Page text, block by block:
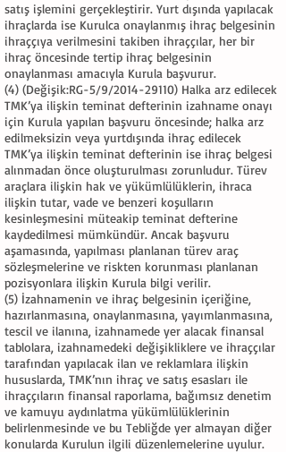
satış işlemini gerçekleştirir. Yurt dışında yapılacak
ihraçlarda ise Kurulca onaylanmış ihraç belgesinin
ihraççıya verilmesini takiben ihraççılar, her bir
ihraç öncesinde tertip ihraç belgesinin
onaylanması amacıyla Kurula başvurur.
(4) (Değişik:RG-5/9/2014-29110) Halka arz edilecek
TMK’ya ilişkin teminat defterinin izahname onayı
için Kurula yapılan başvuru öncesinde; halka arz
edilmeksizin veya yurtdışında ihraç edilecek
TMK’ya ilişkin teminat defterinin ise ihraç belgesi
alınmadan önce oluşturulması zorunludur. Türev
araçlara ilişkin hak ve yükümlülüklerin, ihraca
ilişkin tutar, vade ve benzeri koşulların
kesinleşmesini müteakip teminat defterine
kaydedilmesi mümkündür. Ancak başvuru
aşamasında, yapılması planlanan türev araç
sözleşmelerine ve riskten korunması planlanan
pozisyonlara ilişkin Kurula bilgi verilir.
(5) İzahnamenin ve ihraç belgesinin içeriğine,
hazırlanmasına, onaylanmasına, yayımlanmasına,
tescil ve ilanına, izahnamede yer alacak finansal
tablolara, izahnamedeki değişikliklere ve ihraççılar
tarafından yapılacak ilan ve reklamlara ilişkin
hususlarda, TMK’nın ihraç ve satış esasları ile
ihraççıların finansal raporlama, bağımsız denetim
ve kamuyu aydınlatma yükümlülüklerinin
belirlenmesinde ve bu Tebliğde yer almayan diğer
konularda Kurulun ilgili düzenlemelerine uyulur.